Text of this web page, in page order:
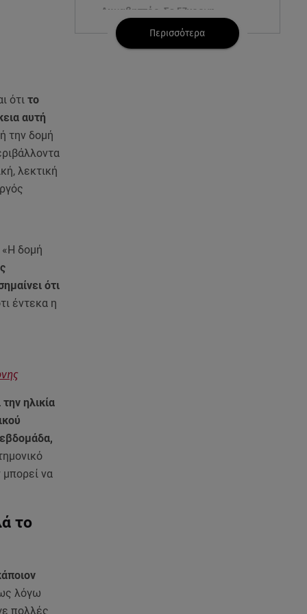
Λυκαβηττός: Σε 57χρονη
γυναίκα ανήκει η σορός που
βρέθηκε σε σπηλιά
Περισσότερα
ότι το
αυτή
την δομή
λεκτική
«Η δομή
ότι
έντεκα η
ηλικία
μπορεί να
το
λόγω
πολλές